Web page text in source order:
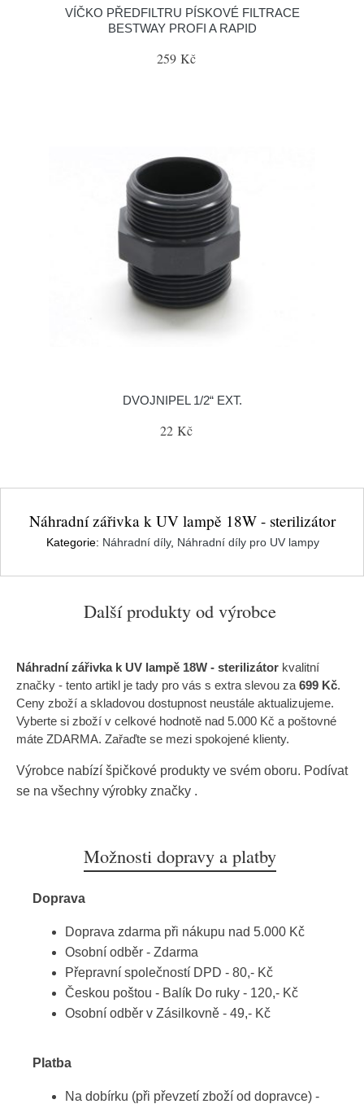
VÍČKO PŘEDFILTRU PÍSKOVÉ FILTRACE
BESTWAY PROFI A RAPID
259 Kč
DVOJNIPEL 1/2“ EXT.
22 Kč
Náhradní zářivka k UV lampě 18W - sterilizátor
Kategorie: Náhradní díly, Náhradní díly pro UV lampy
Další produkty od výrobce
Náhradní zářivka k UV lampě 18W - sterilizátor kvalitní
značky - tento artikl je tady pro vás s extra slevou za 699 Kč.
Ceny zboží a skladovou dostupnost neustále aktualizujeme.
Vyberte si zboží v celkové hodnotě nad 5.000 Kč a poštovné
máte ZDARMA. Zařaďte se mezi spokojené klienty.
Výrobce nabízí špičkové produkty ve svém oboru. Podívat
se na všechny výrobky značky .
Možnosti dopravy a platby
Doprava
Doprava zdarma při nákupu nad 5.000 Kč
Osobní odběr - Zdarma
Přepravní společností DPD - 80,- Kč
Českou poštou - Balík Do ruky - 120,- Kč
Osobní odběr v Zásilkovně - 49,- Kč
Platba
Na dobírku (při převzetí zboží od dopravce) -